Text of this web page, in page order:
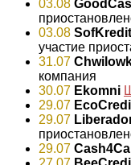
03.08
03.08
участие
31.07
компания
30.07 Ekomni
29.07
29.07
29.07